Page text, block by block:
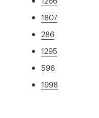
1807
286
1295
596
1998